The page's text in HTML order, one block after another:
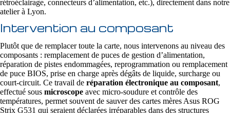
rétroéclairage, connecteurs d’alimentation, etc.), directement dans notre
atelier à Lyon.
Intervention au composant
Plutôt que de remplacer toute la carte, nous intervenons au niveau des
composants : remplacement de puces de gestion d’alimentation,
réparation de pistes endommagées, reprogrammation ou remplacement
de puce BIOS, prise en charge après dégâts de liquide, surcharge ou
court-circuit. Ce travail de réparation électronique au composant,
effectué sous microscope avec micro-soudure et contrôle des
températures, permet souvent de sauver des cartes mères Asus ROG
Strix G531 qui seraient déclarées irréparables dans des structures